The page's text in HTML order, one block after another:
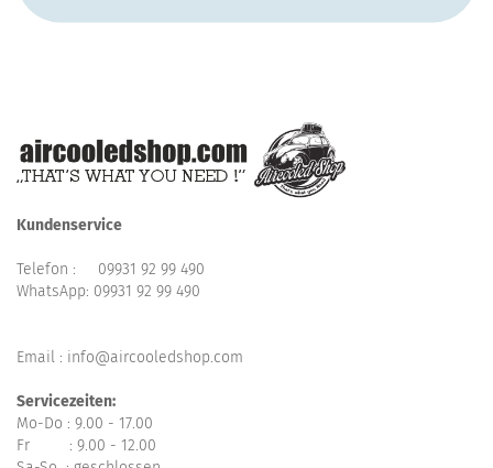
Kundenservice
Telefon : 09931 92 99 490
WhatsApp: 09931 92 99 490
Email : info@aircooledshop.com
Servicezeiten:
Mo-Do : 9.00 - 17.00
Fr : 9.00 - 12.00